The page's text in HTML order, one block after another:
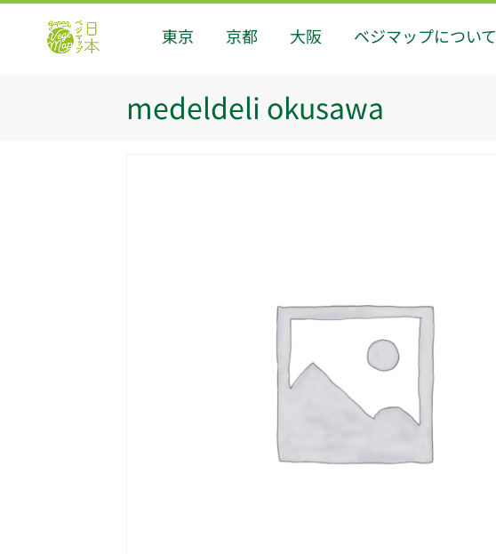
東京 京都 大阪 ベジマップについて
medeldeli okusawa